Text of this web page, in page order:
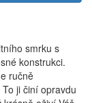
smrku s
konstrukci.
ručně
ji činí opravdu